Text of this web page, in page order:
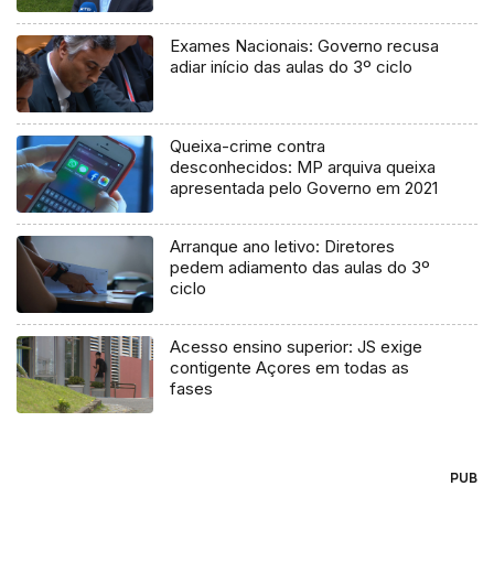
Exames Nacionais: Governo recusa
adiar início das aulas do 3º ciclo
Queixa-crime contra
desconhecidos: MP arquiva queixa
apresentada pelo Governo em 2021
Arranque ano letivo: Diretores
pedem adiamento das aulas do 3º
ciclo
Acesso ensino superior: JS exige
contigente Açores em todas as
fases
PUB